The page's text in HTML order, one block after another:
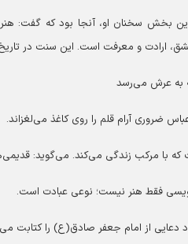
بخش سخنان او، آنجا بود که گفت:
ارادت و معرفت است. این سنت در
به عرش می‌رسد
ضروری آرام قلم را روی کاغذ می‌لغزاند.
با مرکب زندگی می‌کند. می‌گوید:
فقط هنر نیست؛ نوعی عبادت است.
دعایی از امام جعفر صادق(ع) را کتابت